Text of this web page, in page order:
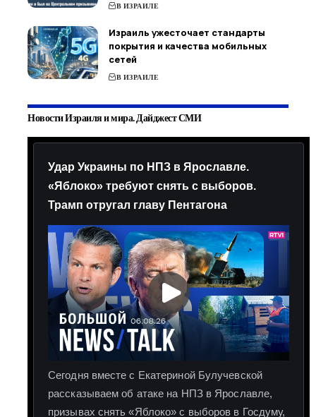
В ИЗРАИЛЕ
Израиль ужесточает стандарты
покрытия и качества мобильных
сетей
В ИЗРАИЛЕ
Новости Израиля и мира. Дайджест СМИ